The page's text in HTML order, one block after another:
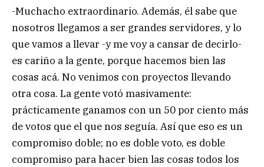
-Muchacho extraordinario. Además, él sabe que
nosotros llegamos a ser grandes servidores, y lo
que vamos a llevar -y me voy a cansar de decirlo-
es cariño a la gente, porque hacemos bien las
cosas acá. No venimos con proyectos llevando
otra cosa. La gente votó masivamente:
prácticamente ganamos con un 50 por ciento más
de votos que el que nos seguía. Así que eso es un
compromiso doble; no es doble voto, es doble
compromiso para hacer bien las cosas todos los